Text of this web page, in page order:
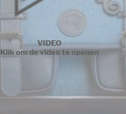
VIDEO
Klik om de video te openen